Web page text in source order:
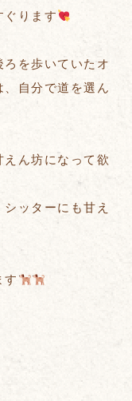
ぐります
を歩いていたオ
、自分で道を選ん
ん坊になって欲
ッターにも甘え
す